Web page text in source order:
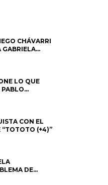
CHÁVARRI
GABRIELA
SU SALIDA
LO QUE
PABLO
“UNA
EL
CON EL
(+4)”
DE
DE